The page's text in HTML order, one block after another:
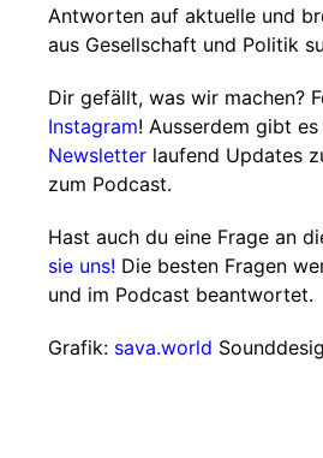
Antworten auf aktuelle und
aus Gesellschaft und Politik
Dir gefällt, was wir machen?
Instagram! Ausserdem gibt es
Newsletter laufend Updates
zum Podcast.
Hast auch du eine Frage an
sie uns! Die besten Fragen
und im Podcast beantwortet.
Grafik: sava.world